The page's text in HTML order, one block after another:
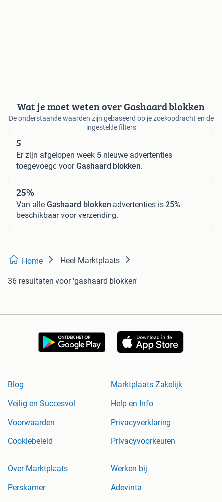
Wat je moet weten over Gashaard blokken
De onderstaande waarden zijn gebaseerd op je zoekopdracht en de
ingestelde filters
5
Er zijn afgelopen week 5 nieuwe advertenties
toegevoegd voorGashaard blokken.
25%
Van alle Gashaard blokken advertenties is 25%
beschikbaar voor verzending.
Home Heel Marktplaats
36 resultaten voor 'gashaard blokken'
Blog
Marktplaats Zakelijk
Veilig en Succesvol
Help en Info
Voorwaarden
Privacyverklaring
Cookiebeleid
Privacyvoorkeuren
Over Marktplaats
Werken bij
Perskamer
Adevinta